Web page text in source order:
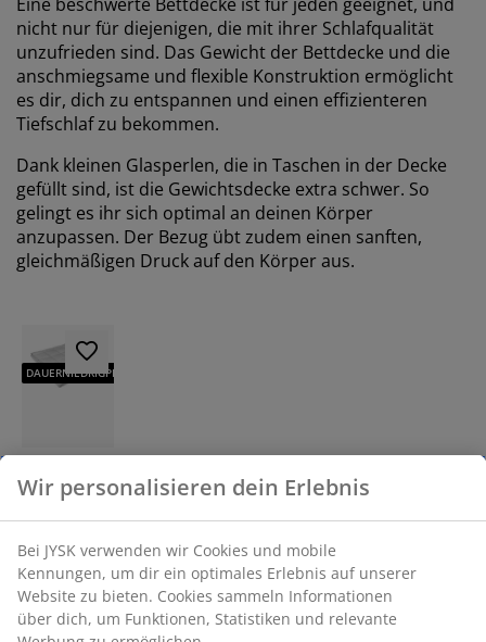
nicht nur für diejenigen, die mit ihrer Schlafqualität
unzufrieden sind. Das Gewicht der Bettdecke und die
anschmiegsame und flexible Konstruktion ermöglicht
es dir, dich zu entspannen und einen effizienteren
Tiefschlaf zu bekommen.
Dank kleinen Glasperlen, die in Taschen in der Decke
gefüllt sind, ist die Gewichtsdecke extra schwer. So
gelingt es ihr sich optimal an deinen Körper
anzupassen. Der Bezug übt zudem einen sanften,
gleichmäßigen Druck auf den Körper aus.
DAUERNIEDRIGPREIS
GJENDETUNGA
Gewichts-
kg
GJENDETUNGA
135x200
Wir personalisieren dein Erlebnis
Bei JYSK verwenden wir Cookies und mobile
Kennungen, um dir ein optimales Erlebnis auf unserer
Website zu bieten. Cookies sammeln Informationen
über dich, um Funktionen, Statistiken und relevante